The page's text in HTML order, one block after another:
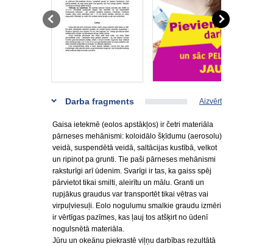
Darba fragments Aizvērt
Gaisa ietekmē (eolos apstākļos) ir četri materiāla
pārneses mehānismi: koloidālo šķīdumu (aerosolu)
veidā, suspendētā veidā, saltācijas kustībā, velkot
un ripinot pa grunti. Tie paši pārneses mehānismi
raksturīgi arī ūdenim. Svarīgi ir tas, ka gaiss spēj
pārvietot tikai smilti, aleirītu un mālu. Granti un
rupjākus graudus var transportēt tikai vētras vai
virpuļviesuļi. Eolo nogulumu smalkie graudu izmēri
ir vērtīgas pazīmes, kas ļauj tos atšķirt no ūdenī
nogulsnētā materiāla.
Jūru un okeānu piekrastē viļņu darbības rezultātā